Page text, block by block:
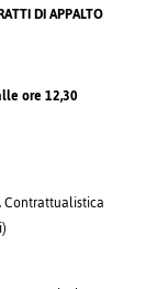
DI APPALTO
ore 12,30